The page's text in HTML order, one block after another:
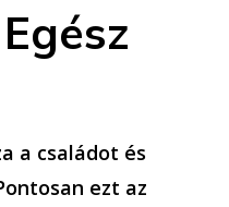
a családot és
ezt az